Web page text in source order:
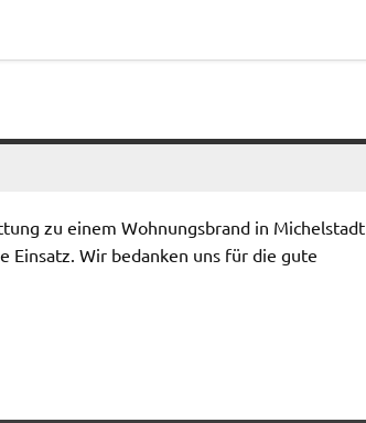
zu einem Wohnungsbrand in Michelstadt
Einsatz. Wir bedanken uns für die gute